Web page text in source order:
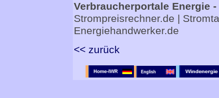
Verbraucherportale Energie
Strompreisrechner.de |
Energiehandwerker.de
<< zurück